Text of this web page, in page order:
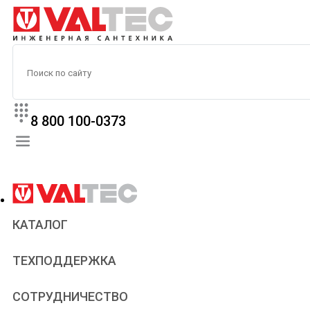
8 800 100-0373
КАТАЛОГ
ТЕХПОДДЕРЖКА
Паспорта и сертификаты
Статьи
СОТРУДНИЧЕСТВО
Сантехникам